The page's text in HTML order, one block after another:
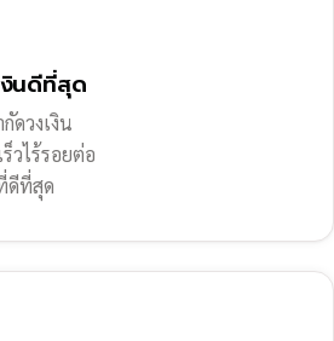
นดีที่สุด
ดวงเงิน
วไร้รอยต่อ
ดีที่สุด